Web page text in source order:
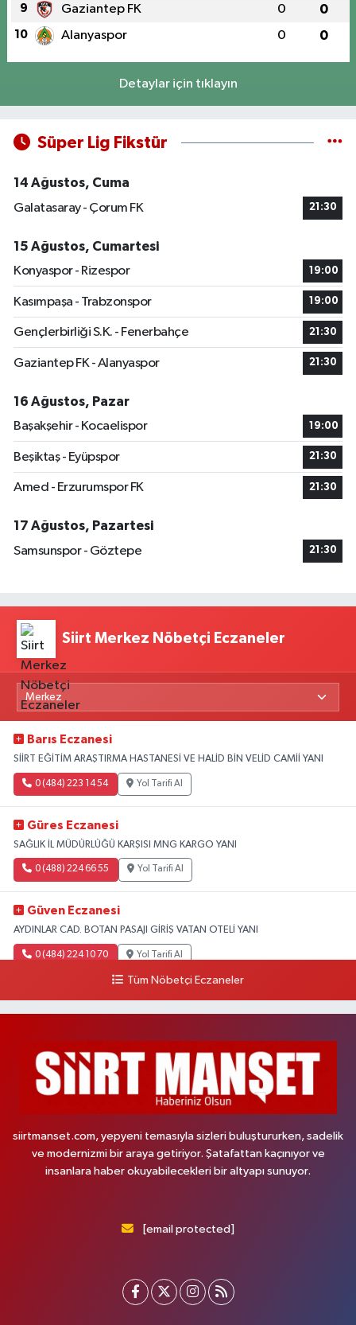
9 Gaziantep FK 0 0
10 Alanyaspor 0 0
Detaylar için tıklayın
Süper Lig Fikstür
14 Ağustos, Cuma
Galatasaray - Çorum FK
21:30
15 Ağustos, Cumartesi
Konyaspor - Rizespor
19:00
Kasımpaşa - Trabzonspor 19:00
Gençlerbirliği S.K. - Fenerbahçe 21:30
Gaziantep FK - Alanyaspor 21:30
16 Ağustos, Pazar
Başakşehir - Kocaelispor
19:00
Beşiktaş - Eyüpspor 21:30
Amed - Erzurumspor FK 21:30
17 Ağustos, Pazartesi
Samsunspor - Göztepe
21:30
Siirt Merkez Nöbetçi Eczaneler
Barıs Eczanesi
SİİRT EĞİTİM ARAŞTIRMA HASTANESİ VE HALİD BİN VELİD CAMİİ YANI
0 (484) 223 14 54 Yol Tarifi Al
Güres Eczanesi
SAĞLIK İL MÜDÜRLÜĞÜ KARŞISI MNG KARGO YANI
0 (488) 224 66 55 Yol Tarifi Al
Güven Eczanesi
AYDINLAR CAD. BOTAN PASAJI GİRİŞ VATAN OTELİ YANI
0 (484) 224 10 70 Yol Tarifi Al
Tüm Nöbetçi Eczaneler
siirtmanset.com, yepyeni temasıyla sizleri buluştururken, sadelik
ve modernizmi bir araya getiriyor. Şatafattan kaçınıyor ve
insanlara haber okuyabilecekleri bir altyapı sunuyor.
[email protected]